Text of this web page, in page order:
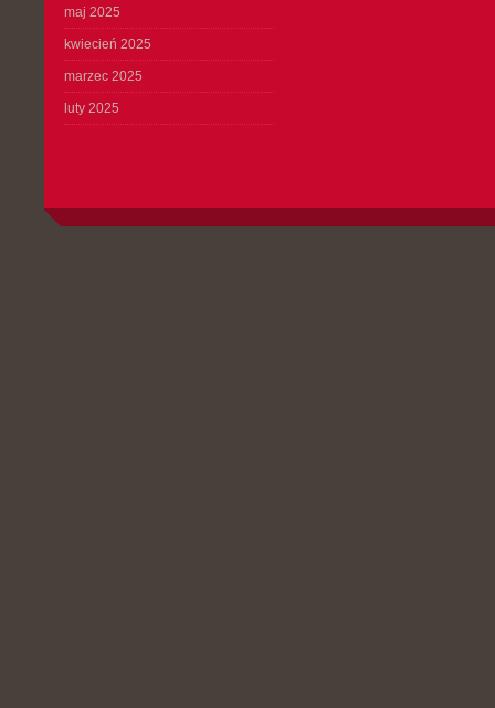
maj 2025
kwiecień 2025
marzec 2025
luty 2025